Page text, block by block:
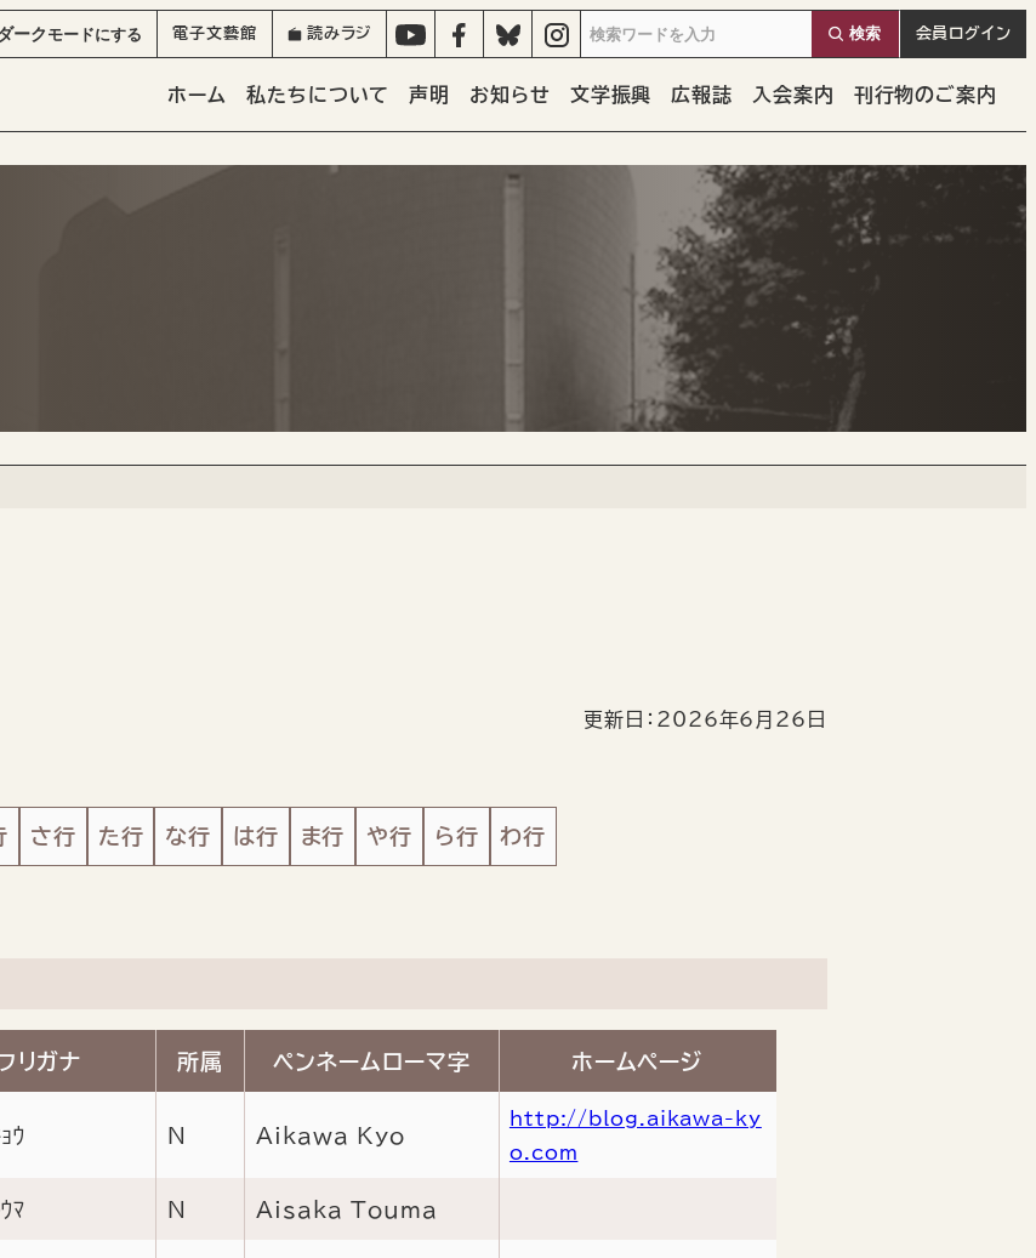
電子文藝館 読みラジ
ーク モードにする 会員 ログイン
検索
ホーム 私たちについて 声明 お知らせ 文学振興 広報誌 入会案内 刊行物のご案内
更新日：2026年6月26日
さ行 た行 な行 は行 ま行 や行 ら行 わ行
リガナ 所属 ペンネーム ローマ字 ホームページ
ｳ Ｎ Aikawa Kyo
http://blog.aikawa-ky
o.com
ﾏ Ｎ Aisaka Touma